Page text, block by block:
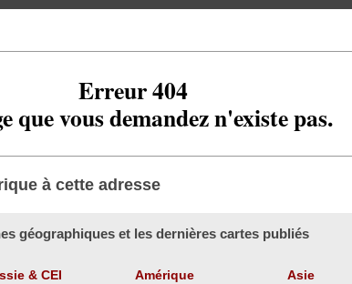
Erreur 404
que vous demandez n'existe pas.
à cette adresse
géographiques et les dernières cartes publiés
& CEI Amérique Asie